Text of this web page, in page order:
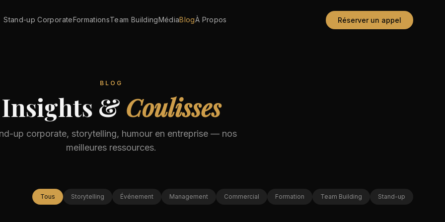
Stand-up CorporateFormationsTeam BuildingMédiaBlogÀ Propos Réserver un appel
BLOG
Insights & Coulisses
up corporate, storytelling, humour en entreprise — nos
meilleures ressources.
Tous Storytelling Événement Management Commercial Formation Team Building Stand-up